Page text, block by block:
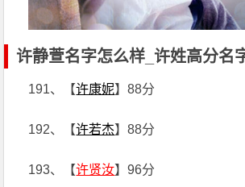
许静萱名字怎么样_许姓高分名
191、【许康妮】88分
192、【许若杰】88分
193、【许贤汝】96分